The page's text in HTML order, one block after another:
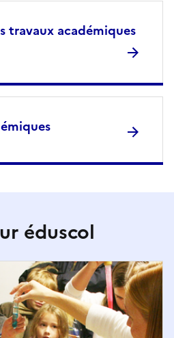
travaux académiques
éduscol